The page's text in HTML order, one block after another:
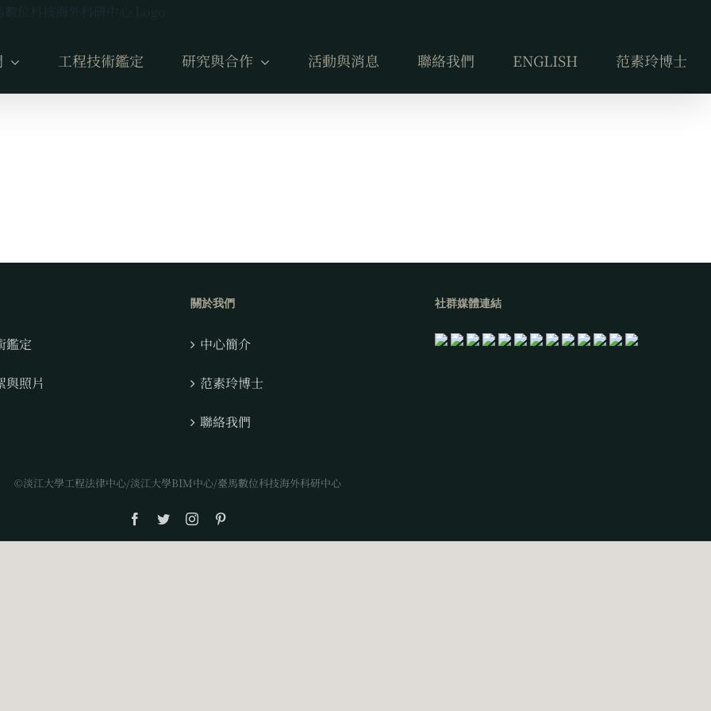
工程技術鑑定 研究與合作 活動與消息 聯絡我們 ENGLISH 范素玲博士
鑑定
與照片
關於我們
中心簡介
范素玲博士
聯絡我們
社群媒體連結
©淡江大學工程法律中心/淡江大學BIM中心/臺馬數位科技海外科研中心
Facebook
TwitterInstagram